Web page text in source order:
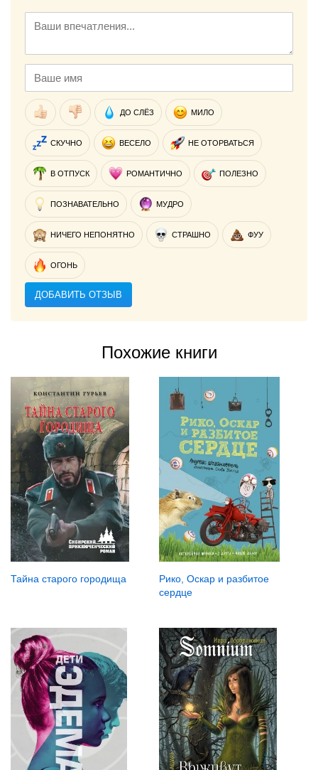
ДО СЛЁЗ МИЛО
СКУЧНО ВЕСЕЛО НЕ ОТОРВАТЬСЯ
В ОТПУСК РОМАНТИЧНО ПОЛЕЗНО
ПОЗНАВАТЕЛЬНО МУДРО
НИЧЕГО НЕПОНЯТНО СТРАШНО ФУУ
ОГОНЬ
ДОБАВИТЬ ОТЗЫВ
Похожие книги
Тайна старого городища
Рико, Оскар и разбитое
сердце